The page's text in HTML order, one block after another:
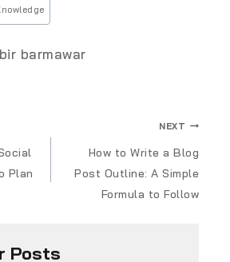
barmawar
Plan
NEXT
How to Write a Blog
Post Outline: A Simple
Formula to Follow
Posts